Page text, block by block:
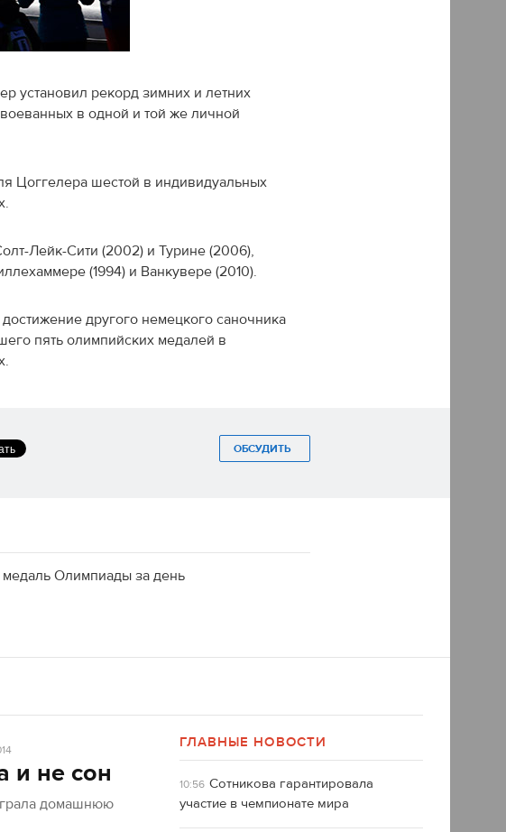
установил рекорд зимних и летних
в одной и той же личной
Цоггелера шестой в индивидуальных
Лейк-Сити (2002) и Турине (2006),
(1994) и Ванкувере (2010).
другого немецкого саночника
пять олимпийских медалей в
ОБСУДИТЬ
Олимпиады за день
и не сон
домашнюю
ГЛАВНЫЕ НОВОСТИ
10:56 Сотникова гарантировала
участие в чемпионате мира